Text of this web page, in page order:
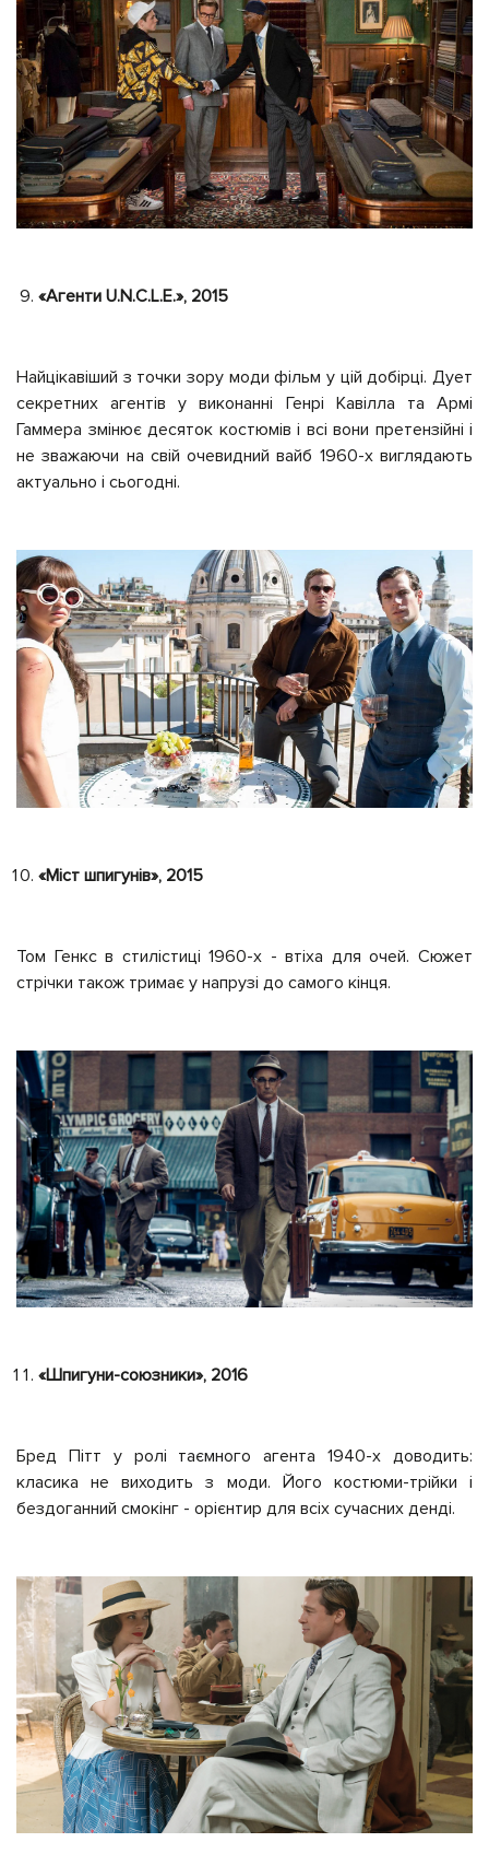
«Агенти U.N.C.L.E.», 2015
Найцікавіший з точки зору моди фільм у цій добірці. Дует
секретних агентів у виконанні Генрі Кавілла та Армі
Гаммера змінює десяток костюмів і всі вони претензійні і
не зважаючи на свій очевидний вайб 1960-х виглядають
актуально і сьогодні.
«Міст шпигунів», 2015
Том Генкс в стилістиці 1960-х - втіха для очей. Сюжет
стрічки також тримає у напрузі до самого кінця.
«Шпигуни-союзники», 2016
Бред Пітт у ролі таємного агента 1940-х доводить:
класика не виходить з моди. Його костюми-трійки і
бездоганний смокінг - орієнтир для всіх сучасних денді.